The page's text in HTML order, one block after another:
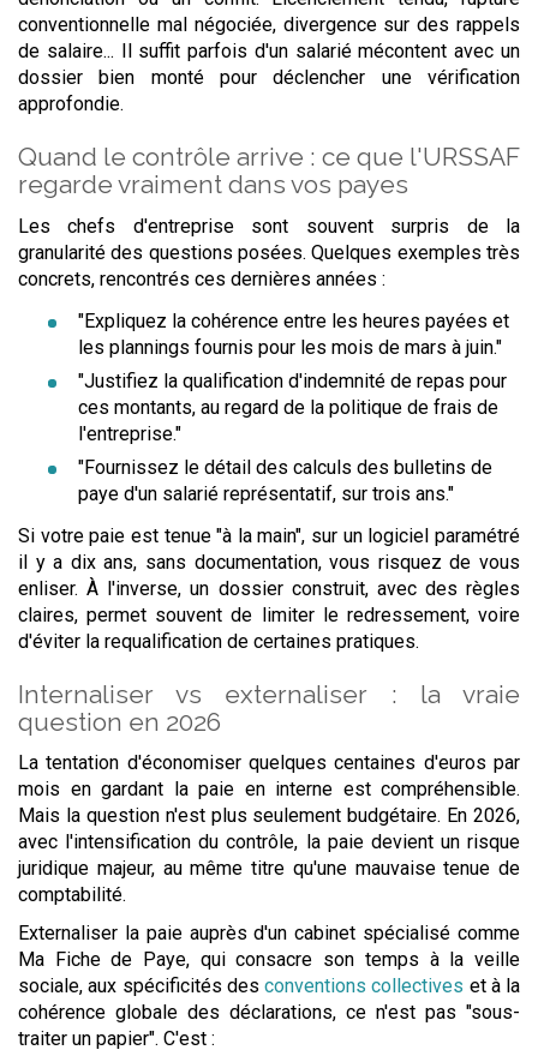
conventionnelle mal négociée, divergence sur des rappels
de salaire... Il suffit parfois d'un salarié mécontent avec un
dossier bien monté pour déclencher une vérification
approfondie.
Quand le contrôle arrive : ce que l'URSSAF
regarde vraiment dans vos payes
Les chefs d'entreprise sont souvent surpris de la
granularité des questions posées. Quelques exemples très
concrets, rencontrés ces dernières années :
"Expliquez la cohérence entre les heures payées et
les plannings fournis pour les mois de mars à juin."
"Justifiez la qualification d'indemnité de repas pour
ces montants, au regard de la politique de frais de
l'entreprise."
"Fournissez le détail des calculs des bulletins de
paye d'un salarié représentatif, sur trois ans."
Si votre paie est tenue "à la main", sur un logiciel paramétré
il y a dix ans, sans documentation, vous risquez de vous
enliser. À l'inverse, un dossier construit, avec des règles
claires, permet souvent de limiter le redressement, voire
d'éviter la requalification de certaines pratiques.
Internaliser vs externaliser : la vraie
question en 2026
La tentation d'économiser quelques centaines d'euros par
mois en gardant la paie en interne est compréhensible.
Mais la question n'est plus seulement budgétaire. En 2026,
avec l'intensification du contrôle, la paie devient un risque
juridique majeur, au même titre qu'une mauvaise tenue de
comptabilité.
Externaliser la paie auprès d'un cabinet spécialisé comme
Ma Fiche de Paye, qui consacre son temps à la veille
sociale, aux spécificités des conventions collectives et à la
cohérence globale des déclarations, ce n'est pas "sous-
traiter un papier". C'est :